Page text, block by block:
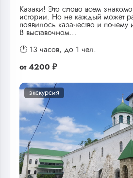
Казаки! Это слово всем
истории. Но не каждый может
появилось казачество и почему
В выставочном…
🕐 13 часов, до 1 чел.
от 4200 ₽
экскурсия